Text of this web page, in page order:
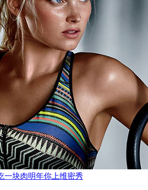
一块肉明年你上维密秀